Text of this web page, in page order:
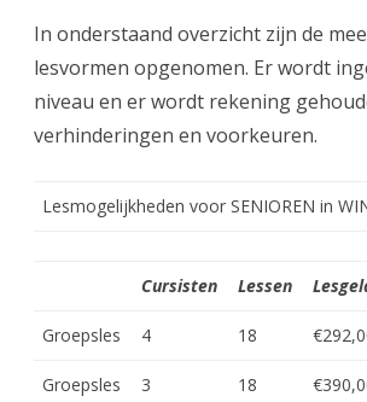
In onderstaand overzicht zijn de
lesvormen opgenomen. Er wordt
niveau en er wordt rekening
verhinderingen en voorkeuren.
Lesmogelijkheden voor SENIOREN in
Cursisten Lessen
Groepsles 4 18
Groepsles 3 18